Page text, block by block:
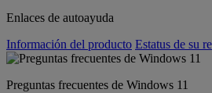
Enlaces de autoayuda
Información del producto Estatus de su
Preguntas frecuentes de Windows 11